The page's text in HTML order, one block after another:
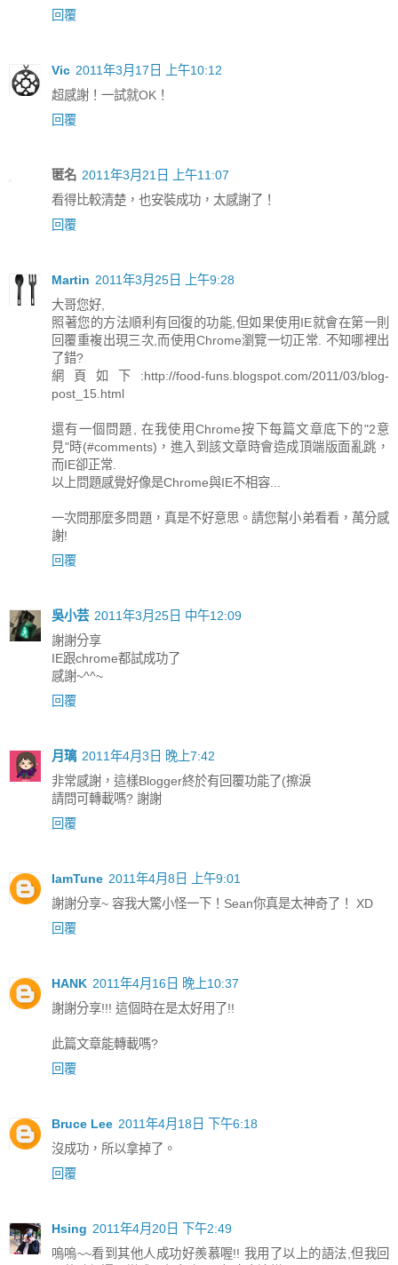
回覆
Vic 2011年3月17日 上午10:12
超感謝！一試就OK！
回覆
匿名 2011年3月21日 上午11:07
看得比較清楚，也安裝成功，太感謝了！
回覆
Martin 2011年3月25日 上午9:28
大哥您好,
照著您的方法順利有回復的功能,但如果使用IE就會在第一則
回覆重複出現三次,而使用Chrome瀏覽一切正常. 不知哪裡出
了錯?
網頁如下:http://food-funs.blogspot.com/2011/03/blog-
post_15.html
還有一個問題, 在我使用Chrome按下每篇文章底下的"2意
見"時(#comments)，進入到該文章時會造成頂端版面亂跳，
而IE卻正常.
以上問題感覺好像是Chrome與IE不相容...
一次問那麼多問題，真是不好意思。請您幫小弟看看，萬分感
謝!
回覆
吳小芸 2011年3月25日 中午12:09
謝謝分享
IE跟chrome都試成功了
感謝~^^~
回覆
月璃 2011年4月3日 晚上7:42
非常感謝，這樣Blogger終於有回覆功能了(擦淚
請問可轉載嗎? 謝謝
回覆
IamTune 2011年4月8日 上午9:01
謝謝分享~ 容我大驚小怪一下！Sean你真是太神奇了！ XD
回覆
HANK 2011年4月16日 晚上10:37
謝謝分享!!! 這個時在是太好用了!!
此篇文章能轉載嗎?
回覆
Bruce Lee 2011年4月18日 下午6:18
沒成功，所以拿掉了。
回覆
Hsing 2011年4月20日 下午2:49
嗚嗚~~看到其他人成功好羨慕喔!! 我用了以上的語法,但我回